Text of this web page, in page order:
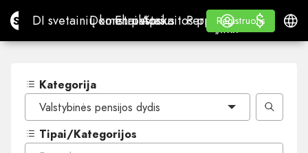
Site.proDI svetainių konstruktorius
DI svetainių konstruktorius
Domenai
DomenaiEl. paštas
El. paštasApskaitos programa
Apskaitos programa
Perpardavėjams
„WHITE LABEL“
Mokymasis
Mokymasis
Registruotis
Registruotis
Prisijungti
$
$
Kategorija
Valstybinės pensijos dydis
Tipai/Kategorijos